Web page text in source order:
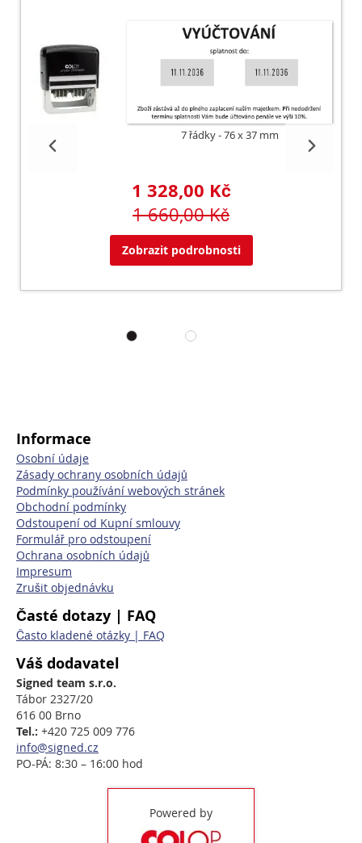
7 řádky 76 x 37 mm
1 328,00 Kč
1 660,00 Kč
Zobrazit podrobnosti
Informace
Osobní údaje
Zásady ochrany osobních údajů
Podmínky používání webových stránek
Obchodní podmínky
Odstoupení od Kupní smlouvy
Formulář pro odstoupení
Ochrana osobních údajů
Impresum
Zrušit objednávku
Časté dotazy | FAQ
Často kladené otázky | FAQ
Váš dodavatel
Signed team s.r.o.
Tábor 2327/20
616 00 Brno
Tel.: +420 725 009 776
info@signed.cz
PO-PÁ: 8:30 – 16:00 hod
Powered by